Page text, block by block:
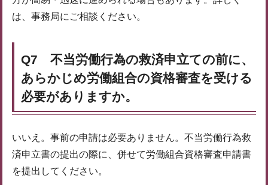
は、事務局にご相談ください。
Q7 不当労働行為の救済申立ての前に、
あらかじめ労働組合の資格審査を受ける
必要がありますか。
いいえ。事前の申請は必要ありません。不当労働行為救
済申立書の提出の際に、併せて労働組合資格審査申請書
を提出してください。